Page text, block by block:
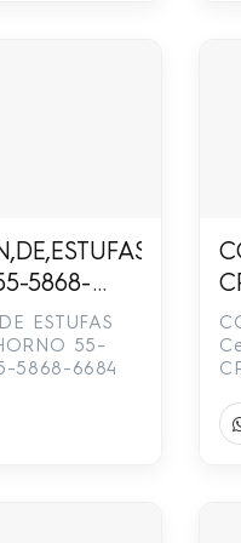
5868-
ESTUFAS
55-
5868-6684